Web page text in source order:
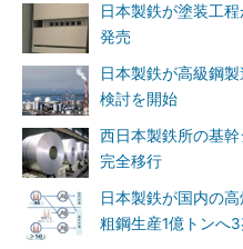
日本製鉄が塗装工
発売
日本製鉄が高級鋼
検討を開始
西日本製鉄所の基
完全移行
日本製鉄が国内の
粗鋼生産1億トンへ